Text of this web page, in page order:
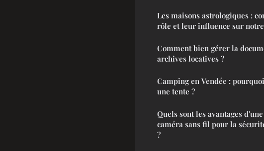
Les maisons astrologiques :
rôle et leur influence sur
Comment bien gérer la
archives locatives ?
Camping en Vendée :
une tente ?
Quels sont les avantages
caméra sans fil pour la
?